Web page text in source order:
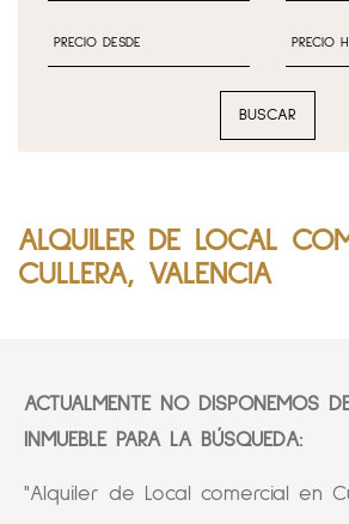
BUSCAR
ALQUILER DE LOCAL
CULLERA, VALENCIA
ACTUALMENTE NO DISPONEMOS
INMUEBLE PARA LA BÚSQUEDA:
"Alquiler de Local comercial en